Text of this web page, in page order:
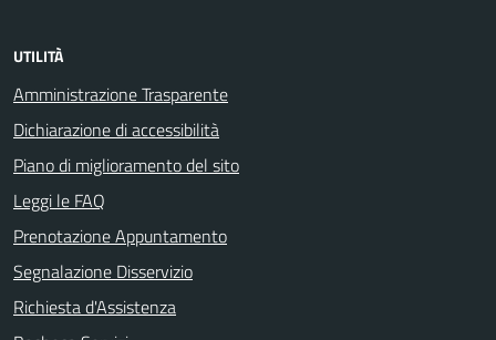
UTILITÀ
Amministrazione Trasparente
Dichiarazione di accessibilità
Piano di miglioramento del sito
Leggi le FAQ
Prenotazione Appuntamento
Segnalazione Disservizio
Richiesta d'Assistenza